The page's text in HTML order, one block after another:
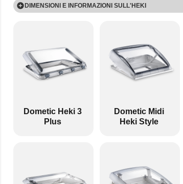
DIMENSIONI E INFORMAZIONI SULL'HEKI
Larghezza (mm): 960
Spessore del tetto a seconda dell'SKU del kit
Manuale con manovella.
Altezza (mm): 400
Larghezza (mm): 400
Altezza (mm): 500
Dometic Heki 3
Plus
Dometic Midi
Heki Style